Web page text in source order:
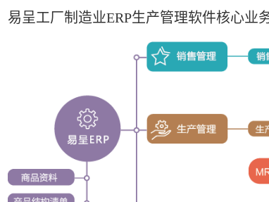
易呈工厂制造业ERP生产管理软件核心业